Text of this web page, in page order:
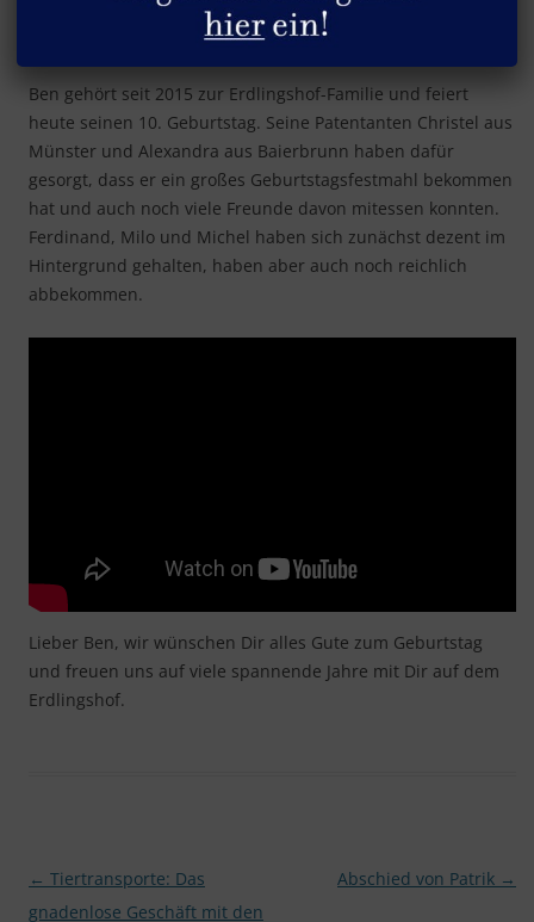
Bens 10. Geburtstag
Ben gehört seit 2015 zur Erdlingshof-Familie und feiert
heute seinen 10. Geburtstag. Seine Patentanten Christel aus
Münster und Alexandra aus Baierbrunn haben dafür
gesorgt, dass er ein großes Geburtstagsfestmahl bekommen
hat und auch noch viele Freunde davon mitessen konnten.
Ferdinand, Milo und Michel haben sich zunächst dezent im
Hintergrund gehalten, haben aber auch noch reichlich
abbekommen.
Lieber Ben, wir wünschen Dir alles Gute zum Geburtstag
und freuen uns auf viele spannende Jahre mit Dir auf dem
Erdlingshof.
Beitragsnavigation
← Tiertransporte: Das
gnadenlose Geschäft mit den
Abschied von Patrik →